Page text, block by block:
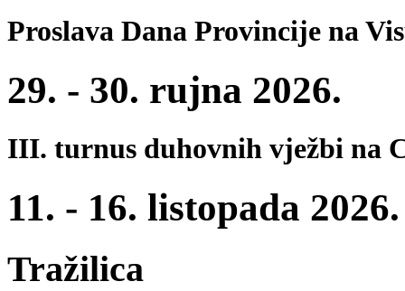
Proslava Dana Provincije na
29. - 30. rujna 2026.
III. turnus duhovnih vježbi na
11. - 16. listopada 2026.
Tražilica